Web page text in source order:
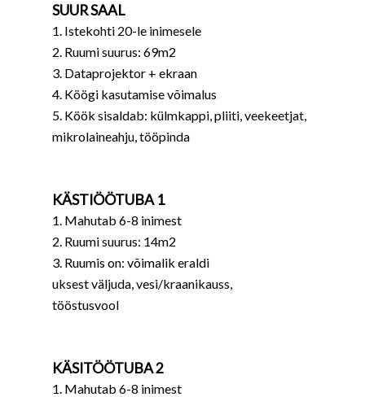
SUUR SAAL
1. Istekohti 20-le inimesele
2. Ruumi suurus: 69m2
3. Dataprojektor + ekraan
4. Köögi kasutamise võimalus
5. Köök sisaldab: külmkappi, pliiti, veekeetjat,
mikrolaineahju, tööpinda
KÄSTIÖÖTUBA 1
1. Mahutab 6-8 inimest
2. Ruumi suurus: 14m2
3. Ruumis on: võimalik eraldi
uksest väljuda, vesi/kraanikauss,
tööstusvool
KÄSITÖÖTUBA 2
1. Mahutab 6-8 inimest